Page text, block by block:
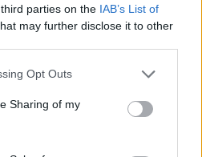
parties on the IAB’s List of
may further disclose it to other
Opt Outs
Sharing of my
tartalmazza: